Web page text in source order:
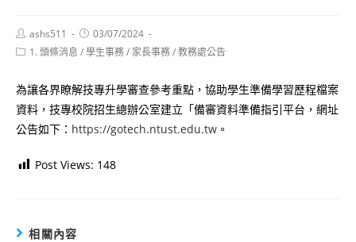
Post
author:
ashs511
Post
published:
03/07/2024
Post1. 頭條消息 /學生事務/ 家長事務/教務處公告
為讓各界瞭解技專升學審查參考重點，協助學生準備學習歷程檔案
資料，技專校院招生總辦公室建立「備審資料準備指引平台，網址
公告如下： https://gotech.ntust.edu.tw 。
Post Views: 148
相關內容